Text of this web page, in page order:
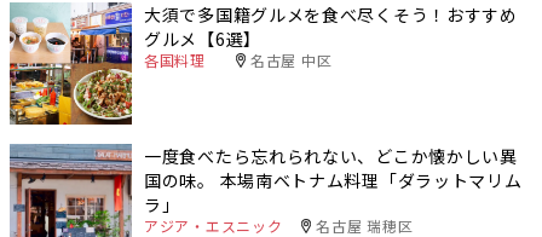
大須で多国籍グルメを食べ尽くそう！おすすめ
グルメ【6選】
各国料理 名古屋 中区
一度食べたら忘れられない、どこか懐かしい異
国の味。 本場南ベトナム料理「ダラットマリム
ラ」
アジア・エスニック 名古屋 瑞穂区